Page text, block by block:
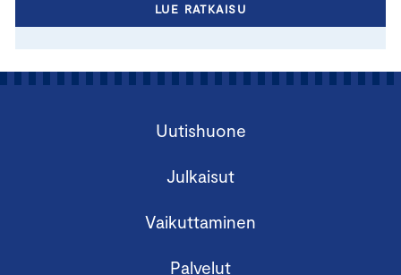
LUE RATKAISU
Uutishuone
Julkaisut
Vaikuttaminen
Palvelut